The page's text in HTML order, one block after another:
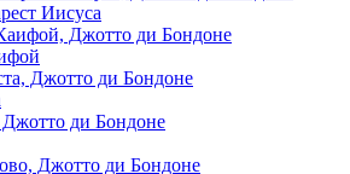
Иисуса